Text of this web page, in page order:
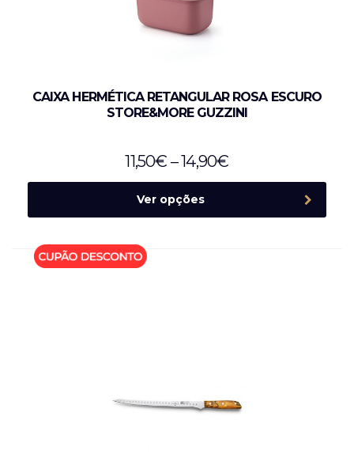
CAIXA HERMÉTICA RETANGULAR ROSA ESCURO
STORE&MORE GUZZINI
11,50€ –14,90€
Ver opções